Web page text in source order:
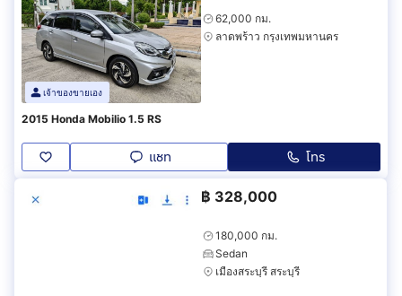
เจ้าของขายเอง
62,000 กม.
ลาดพร้าว กรุงเทพมหานคร
2015 Honda Mobilio 1.5 RS
แชท โทร
฿ 328,000
180,000 กม.
Sedan
เมืองสระบุรี สระบุรี